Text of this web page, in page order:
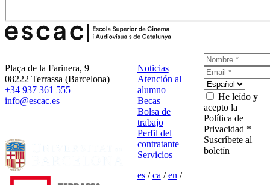
Plaça de la Farinera, 9
08222 Terrassa (Barcelona)
+34 937 361 555
info@escac.es
Noticias
Atención al
alumno
Becas
Bolsa de
trabajo
Perfil del
contratante
Servicios
es/ca /en /
He leído y
acepto la
Política de
Privacidad *
Suscríbete al
boletín